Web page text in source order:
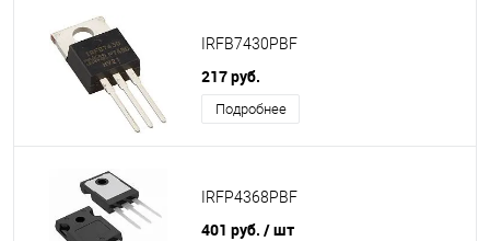
IRFB7430PBF
217 руб.
Подробнее
IRFP4368PBF
401 руб. / шт